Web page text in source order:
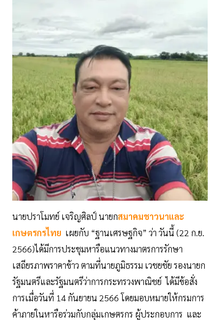
นายปราโมทย์ เจริญศิลป์ นายกสมาคมชาวนาและ
เกษตรกรไทย เผยกับ “ฐานเศรษฐกิจ” ว่า วันนี้ (22 ก.ย.
2566)ได้มีการประชุมหารือแนวทางมาตรการรักษา
เสถียรภาพราคาข้าว ตามที่นายภูมิธรรม เวชยชัย รองนายก
รัฐมนตรีและรัฐมนตรีว่าการกระทรวงพาณิชย์ ได้มีข้อสั่ง
การเมื่อวันที่ 14 กันยายน 2566 โดยมอบหมายให้กรมการ
ค้าภายในหารือร่วมกับกลุ่มเกษตรกร ผู้ประกอบการ และ